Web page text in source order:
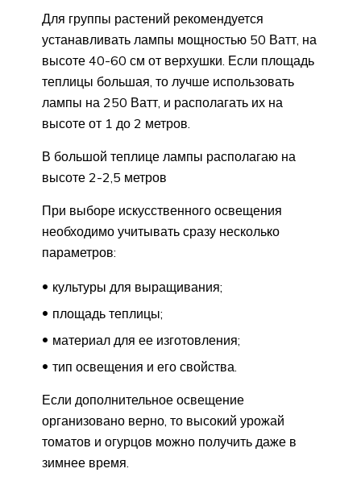
Для группы растений рекомендуется
устанавливать лампы мощностью 50 Ватт, на
высоте 40-60 см от верхушки. Если площадь
теплицы большая, то лучше использовать
лампы на 250 Ватт, и располагать их на
высоте от 1 до 2 метров.
В большой теплице лампы располагаю на
высоте 2-2,5 метров
При выборе искусственного освещения
необходимо учитывать сразу несколько
параметров:
культуры для выращивания;
площадь теплицы;
материал для ее изготовления;
тип освещения и его свойства.
Если дополнительное освещение
организовано верно, то высокий урожай
томатов и огурцов можно получить даже в
зимнее время.